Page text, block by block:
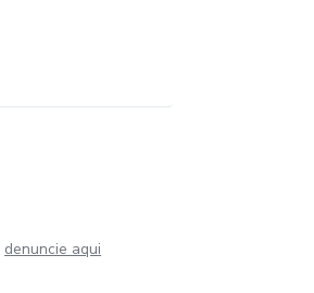
denuncie aqui